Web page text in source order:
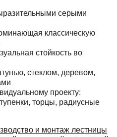
серыми
классическую
стойкость во
стеклом, деревом,
проекту:
торцы, радиусные
и монтаж лестницы